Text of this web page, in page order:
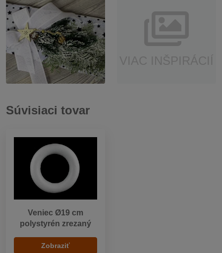
Súvisiaci tovar
Veniec Ø19 cm
polystyrén zrezaný
Zobraziť